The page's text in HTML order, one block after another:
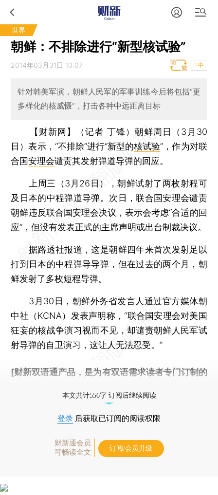
世界
朝鲜：不排除进行“新型核试验”
2014年03月31日 10:07 T中
针对韩美军演，朝鲜人民军的军事训练今后将包括“更
多样化的核威慑”，打击各种中远距离目标
【财新网】（记者 丁锋 ） 朝鲜周日（3月30
日）表示，“不排除”进行“新型的核试验”，作为对联
合国安理会谴责其发射弹道导弹的回应。
上周三（3月26日），朝鲜试射了两枚射程可
及日本的中程弹道导弹。次日，联合国安理会谴责
朝鲜违反联合国安理会决议，表示会考虑“合适的回
应”，但没有发表正式的主席声明或出台制裁决议。
据路透社报道，这是朝鲜四年来首次发射足以
打到日本的中程弹导导弹，但在过去的两个月，朝
鲜发射了多枚短程导弹。
3月30日，朝鲜外务省发言人通过官方媒体朝
中社（KCNA）发表声明称，“联合国安理会对美国
狂妄的核战争演习视而不见，却谴责朝鲜人民军试
射导弹的自卫演习，这让人无法忍受。”
[财新双语通产品，是为有双语需求读者专门订制的
本文共计556字 订阅后继续阅读
登录 后获取已订阅的阅读权限
财新通会员
可畅读全文
订阅/会员升级